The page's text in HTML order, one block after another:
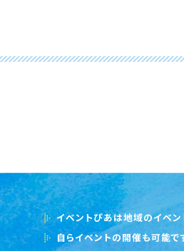
イベントぴあは地域のイベン
自らイベントの開催も可能で